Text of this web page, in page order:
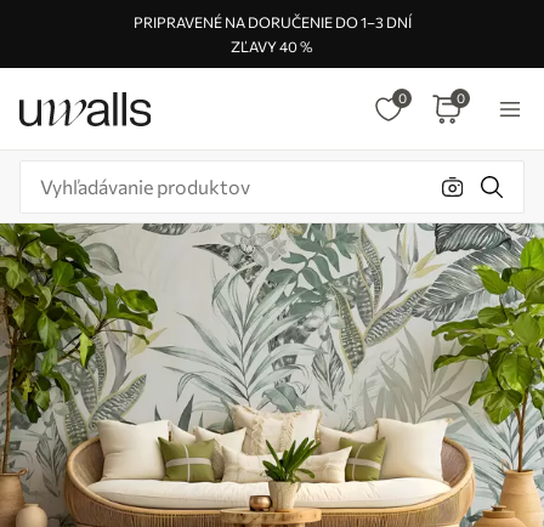
PRIPRAVENÉ NA DORUČENIE DO 1–3 DNÍ
ZĽAVY 40 %
0 0